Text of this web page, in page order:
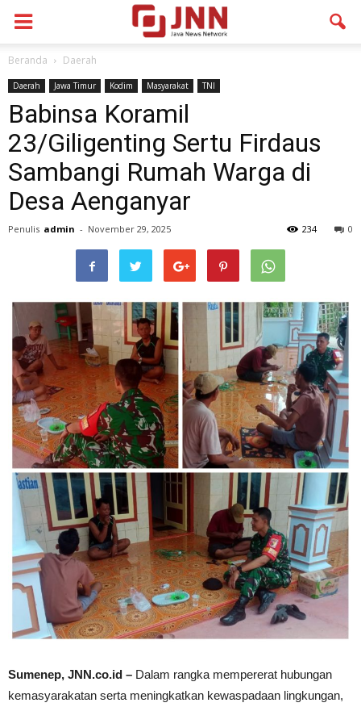
Beranda Daerah
Daerah Jawa Timur Kodim Masyarakat TNI
Babinsa Koramil
23/Giligenting Sertu Firdaus
Sambangi Rumah Warga di
Desa Aenganyar
Penulis admin - November 29, 2025 0
234
Sumenep, JNN.co.id – Dalam rangka mempererat hubungan
kemasyarakatan serta meningkatkan kewaspadaan lingkungan,